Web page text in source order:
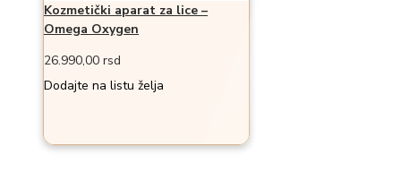
Kozmetički aparat za lice –
Omega Oxygen
26.990,00 rsd
Dodajte na listu želja